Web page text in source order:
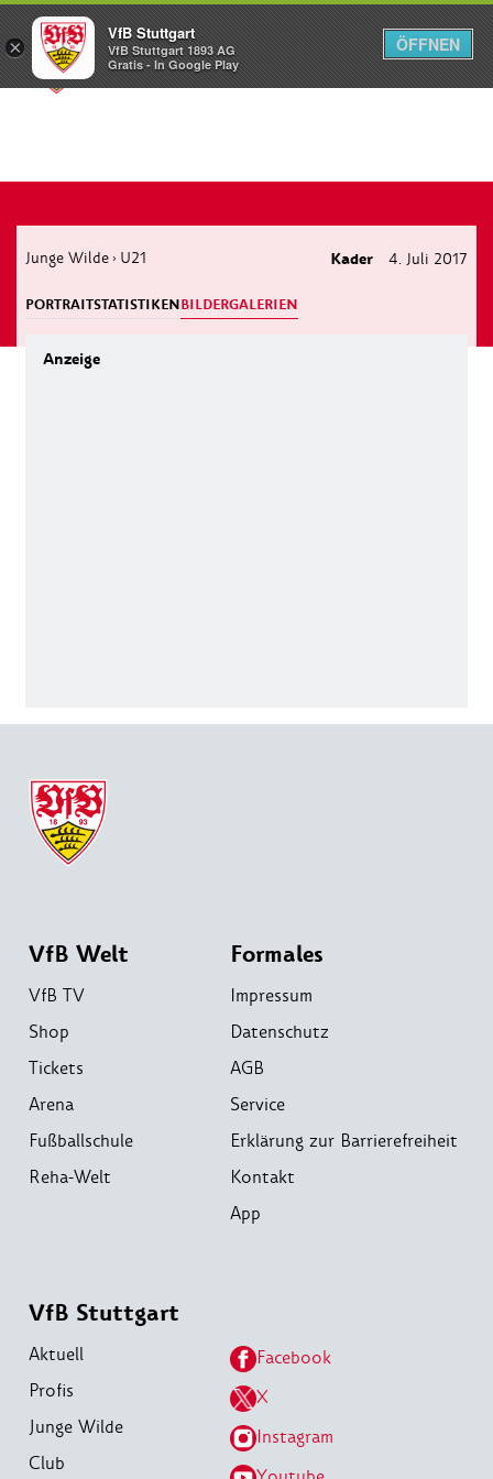
Menü
Junge Wilde › U21 Kader 4. Juli 2017
PORTRAITSTATISTIKENBILDERGALERIEN
VfB Welt
VfB TV
Shop
Tickets
Arena
Fußballschule
Reha-Welt
Formales
Impressum
Datenschutz
AGB
Service
Erklärung zur Barrierefreiheit
Kontakt
App
VfB Stuttgart
Aktuell
Profis
Junge Wilde
Club
Facebook
X
Instagram
×
VfB Stuttgart
VfB Stuttgart 1893 AG
Gratis - In Google Play
ÖFFNEN